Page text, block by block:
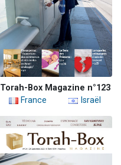
Torah-Box Magazine n°123
France
Israël